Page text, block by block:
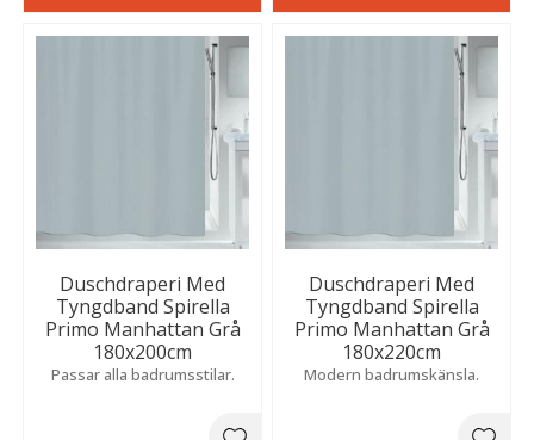
Duschdraperi Med
Tyngdband Spirella
Primo Manhattan Grå
180x200cm
Passar alla badrumsstilar.
Duschdraperi Med
Tyngdband Spirella
Primo Manhattan Grå
180x220cm
Modern badrumskänsla.